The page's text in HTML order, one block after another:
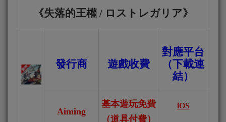
《失落的王權 / ロストレガリア》
發行商 遊戲收費
對應平台
（下載連
結）
Aiming
基本遊玩免費
（道具付費）
iOS